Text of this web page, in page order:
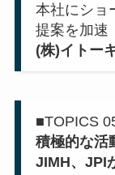
本社にショ
提案を加速
(株)イトー
■TOPICS
積極的な活
JIMH、JPI